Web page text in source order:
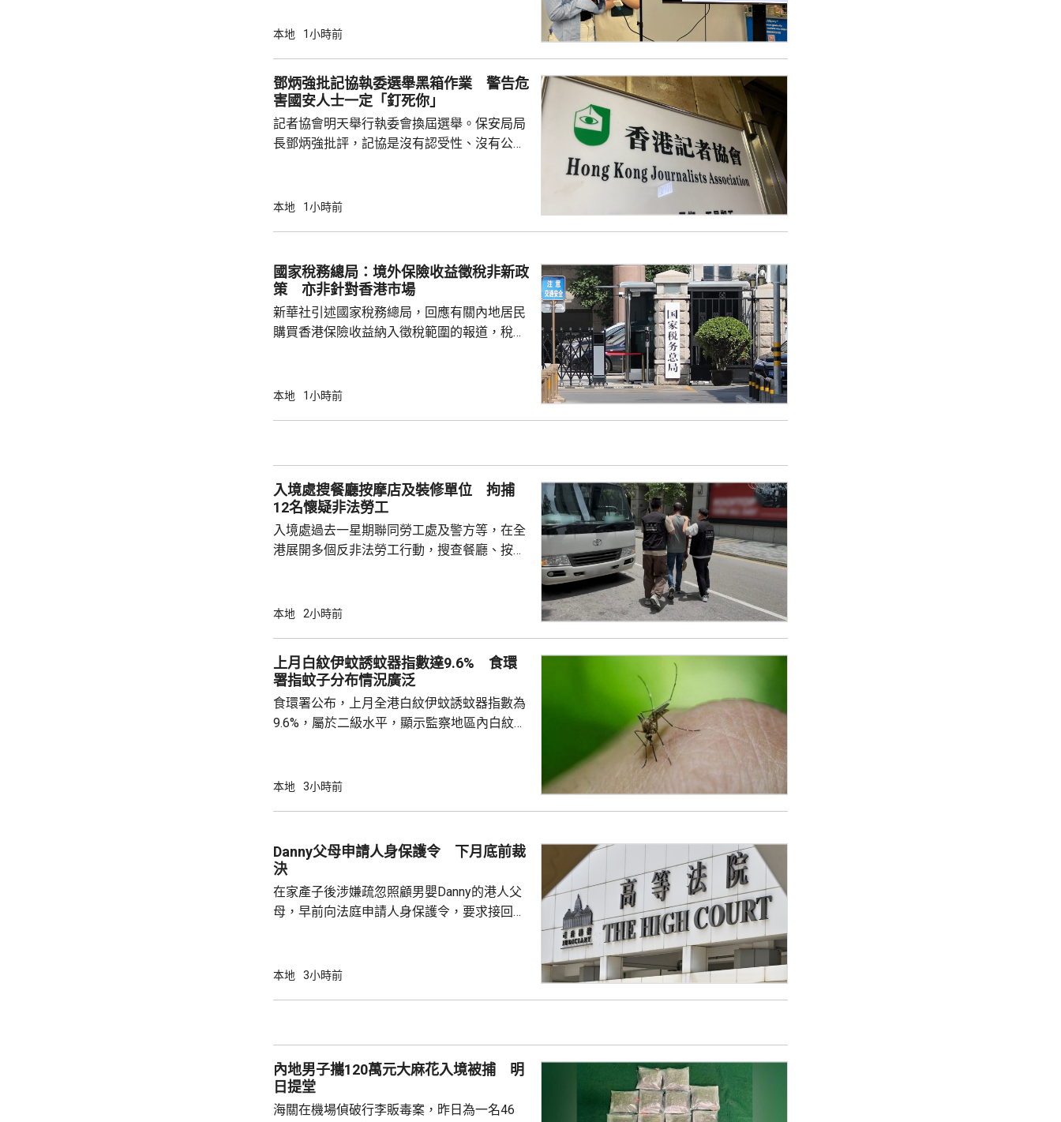
話或英文對話，食客根據AI指示點餐，亦可讓
地旅客體驗後表示，以往點餐前會在網上搜尋
招牌菜式，較為耗時，而AI能因應需求快速推
薦適合的菜式；又指自己不...
本地 1小時前
鄧炳強批記協執委選舉黑箱作業 警告危
害國安人士一定「釘死你」
記者協會明天舉行執委會換屆選舉。保安局局
長鄧炳強批評，記協是沒有認受性、沒有公信
有，難以稱得上做香港記者協會；又指記協沒
智英案中立場偏頗，誤導公眾，宣稱黎智英因
為捍衛新聞自由而身陷囹圄。他又批評有團體
濫用職工會名義，從事與職工會無關的行...
本地 1小時前
國家稅務總局：境外保險收益徵稅非新政
策 亦非針對香港市場
新華社引述國家稅務總局，回應有關內地居民
購買香港保險收益納入徵稅範圍的報道，稅務
行納稅義務，境外保險收益也屬於應納稅所得
個人所得稅，是國際通行做法，亦是中國個人
所得稅法實施以來，一直堅持的基本原則...
本地 1小時前
入境處搜餐廳按摩店及裝修單位 拘捕
12名懷疑非法勞工
入境處過去一星期聯同勞工處及警方等，在全
港展開多個反非法勞工行動，搜查餐廳、按摩
紙」。至於涉嫌聘用相關非法勞工的僱主，入
本地 2小時前
上月白紋伊蚊誘蚊器指數達9.6% 食環
署指蚊子分布情況廣泛
食環署公布，上月全港白紋伊蚊誘蚊器指數為
9.6%，屬於二級水平，顯示監察地區內白紋伊
德、長沙灣及馬鞍山，大多位於區內的私人住
迅速繁殖。署方已聯同相關部門，在有關地區
加強防蚊及滅蚊工作；原先在分區誘蚊器指數
本地 3小時前
Danny父母申請人身保護令 下月底前裁
決
在家產子後涉嫌疏忽照顧男嬰Danny的港人父
母，早前向法庭申請人身保護令，要求接回被
的父母聆訊後在庭外表示，社署認為他們在家
署限制探訪的做法是違反《兒童權利公約》及
《公民和政治權利國際公約...
本地 3小時前
內地男子攜120萬元大麻花入境被捕 明
日提堂
海關在機場偵破行李販毒案，昨日為一名46